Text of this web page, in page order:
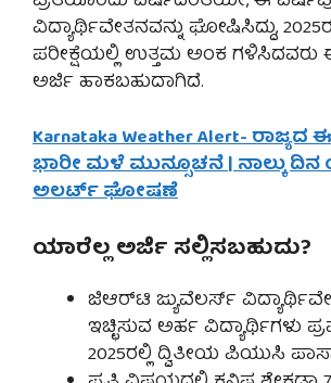
ವಿದ್ಯಾರ್ಥಿವೇತನವನ್ನು ಘೋಷಿಸಿದ್ದು,
ಪರೀಕ್ಷೆಯಲ್ಲಿ ಉತ್ತಮ ಅಂಕ ಗಳಿಸಿದವರು
ಅರ್ಜಿ ಹಾಕಬಹುದಾಗಿದೆ.
Karnataka Weather Alert- ರಾಜ್ಯದ
ಭಾರೀ ಮಳೆ ಮುನ್ಸೂಚನೆ | ನಾಲ್ಕು
ಅಲರ್ಟ್ ಘೋಷಣೆ
ಯಾರೆಲ್ಲ ಅರ್ಜಿ ಸಲ್ಲಿಸಬಹುದು?
ಜಿಆರ್‌ಟಿ ಜ್ಯುವೆಲರ್ಸ್
ಇಚ್ಛಿಸುವ ಅರ್ಹ ವಿದ್ಯಾರ್ಥಿಗಳು
2025ರಲ್ಲಿ ದ್ವಿತೀಯ ಪಿಯುಸಿ